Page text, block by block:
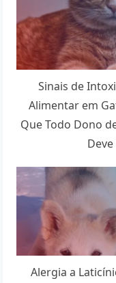
Sinais de
Alimentar em
Que Todo Dono
Alergia a